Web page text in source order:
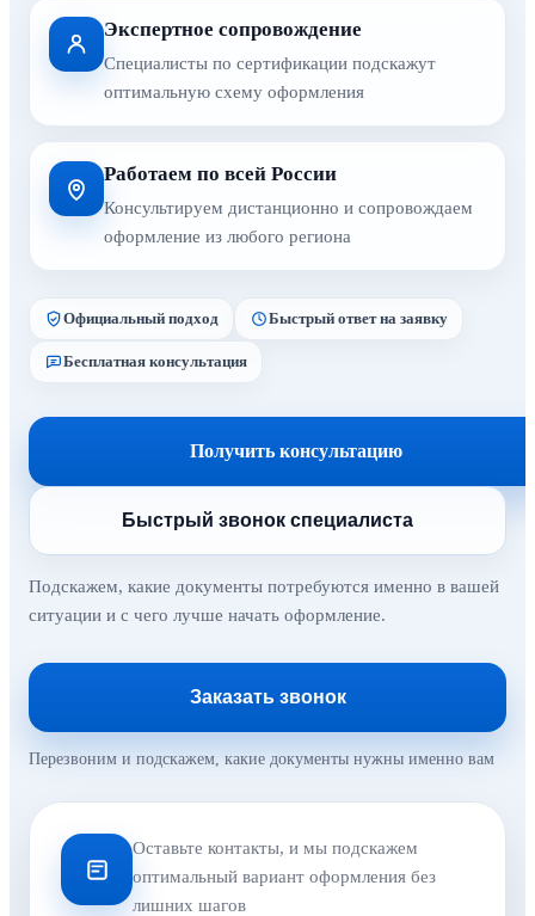
Экспертное сопровождение
Специалисты по сертификации подскажут
оптимальную схему оформления
Работаем по всей России
Консультируем дистанционно и сопровождаем
оформление из любого региона
Официальный подход Быстрый ответ на заявку
Бесплатная консультация
Получить консультацию
Быстрый звонок специалиста
Подскажем, какие документы потребуются именно в вашей
ситуации и с чего лучше начать оформление.
Заказать звонок
Перезвоним и подскажем, какие документы нужны именно вам
Оставьте контакты, и мы подскажем
оптимальный вариант оформления без
лишних шагов